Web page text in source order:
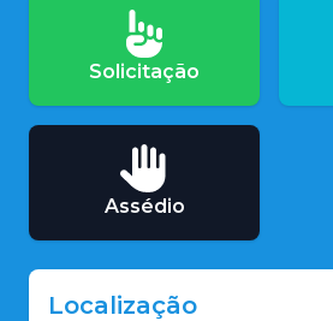
Solicitação
Assédio
Localização